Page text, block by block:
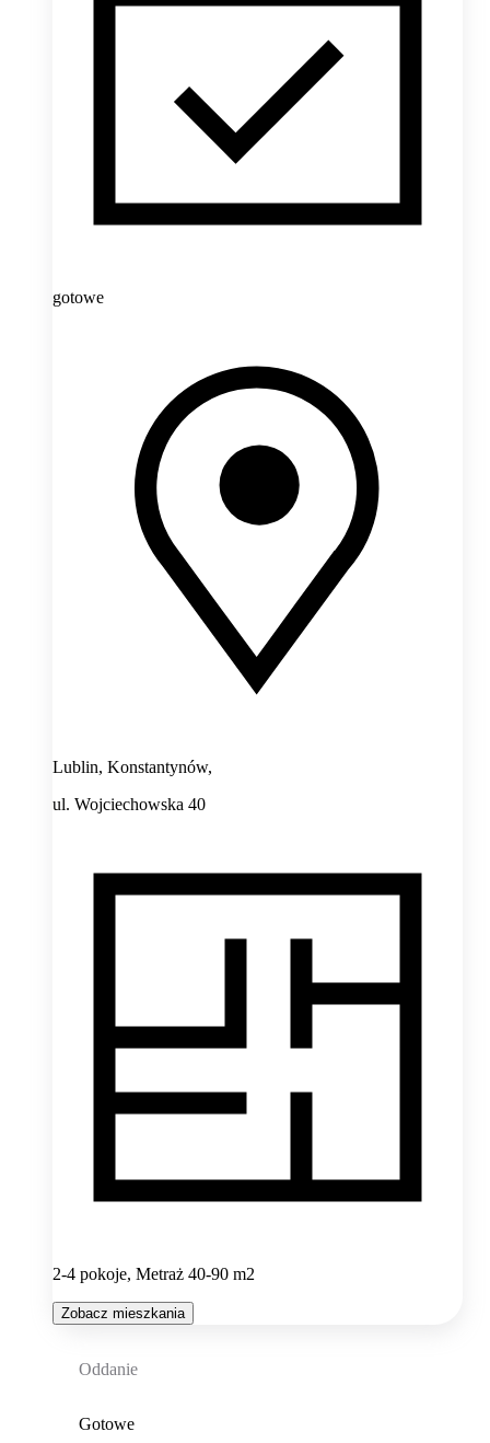
gotowe
Lublin, Konstantynów,
ul. Wojciechowska 40
2-4 pokoje, Metraż 40-90 m2
Zobacz mieszkania
Oddanie
Gotowe